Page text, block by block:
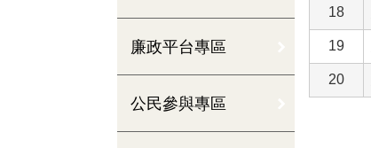
廉政平台專區
公民參與專區
18
19
20